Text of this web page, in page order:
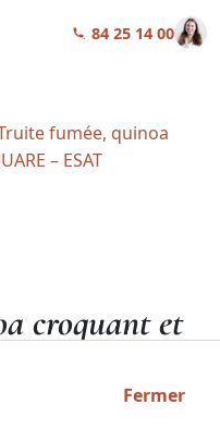
01 84 25 14 00
Fermer
fumée, quinoa
– ESAT
croquant et